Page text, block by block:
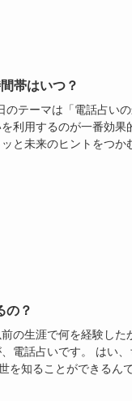
帯はいつ？
テーマは「電話占い
利用するのが一番効果
と未来のヒントをつか
の？
の生涯で何を経験した
電話占いです。 はい、
を知ることができるん